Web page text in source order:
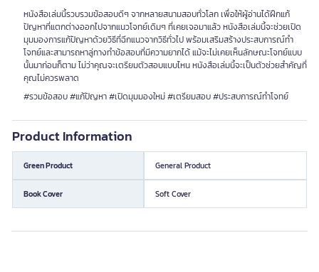
หนังสือเล่มนี้รวบรวมข้อสอบดีๆ จากหลายสนามสอบทั่วโลก เพื่อให้ผู้อ่านได้ฝึกแก้
ปัญหาที่แตกต่างออกไปจากแนวโจทย์เดิมๆ ที่เคยเจอมาแล้ว หนังสือเล่มนี้จะช่วยเปิด
มุมมองการแก้ปัญหาด้วยวิธีที่ฉีกแนวจากวิธีทั่วไป พร้อมเสริมสร้างประสบการณ์ทำ
โจทย์และสามารถหาลู่ทางทำข้อสอบที่มีความยากได้ แม้จะไม่เคยเห็นลักษณะโจทย์แบบ
นั้นมาก่อนก็ตาม ไม่ว่าคุณจะเตรียมตัวสอบแบบไหน หนังสือเล่มนี้จะเป็นตัวช่วยสำคัญที่
คุณไม่ควรพลาด
#รวมข้อสอบ #แก้ปัญหา #เปิดมุมมองใหม่ #เตรียมสอบ #ประสบการณ์ทำโจทย์
Product Information
Green Product General Product
Book Cover Soft Cover